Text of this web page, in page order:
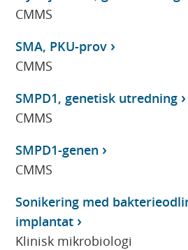
CMMS
SMA, PKU-prov
CMMS
SMPD1, genetisk utredning
CMMS
SMPD1-genen
CMMS
Sonikering med
implantat
Klinisk mikrobiologi